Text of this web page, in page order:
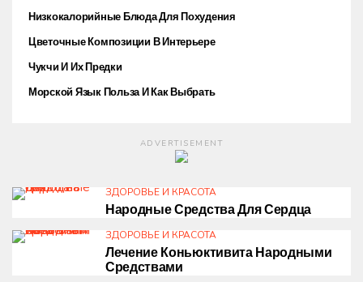
Низкокалорийные Блюда Для Похудения
Цветочные Композиции В Интерьере
Чукчи И Их Предки
Морской Язык Польза И Как Выбрать
ADVERTISEMENT
ЗДОРОВЬЕ И КРАСОТА
Народные Средства Для Сердца
ЗДОРОВЬЕ И КРАСОТА
Лечение Коньюктивита Народными
Средствами